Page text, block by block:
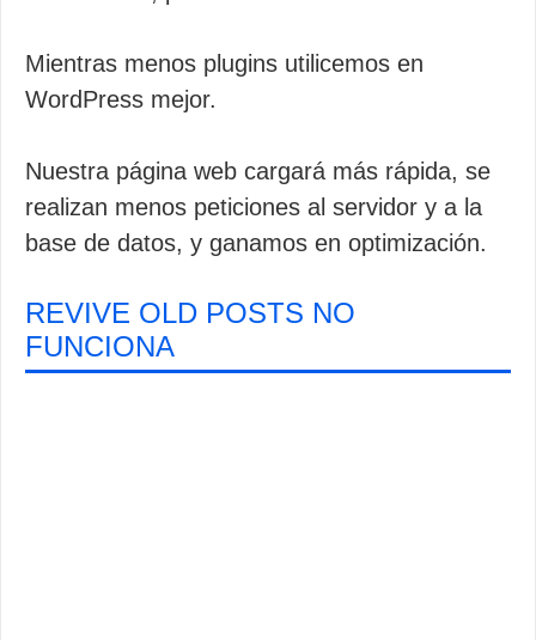
Mientras menos plugins utilicemos en
WordPress mejor.
Nuestra página web cargará más rápida, se
realizan menos peticiones al servidor y a la
base de datos, y ganamos en optimización.
REVIVE OLD POSTS NO
FUNCIONA